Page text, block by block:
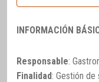
INFORMACIÓN
Responsable:
Finalidad: Gestión